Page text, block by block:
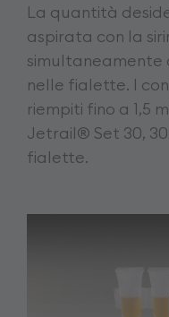
La quantità
aspirata con la
simultaneamente
nelle fialette. I
riempiti fino a 1,5
Jetrail® Set 30,
fialette.